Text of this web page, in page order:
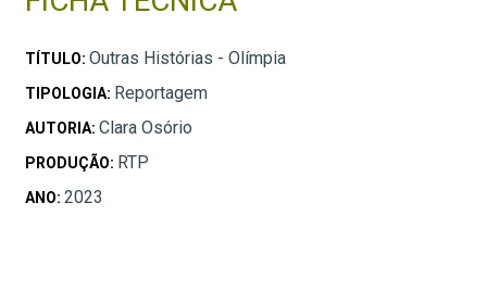
TÍTULO: Outras Histórias - Olímpia
TIPOLOGIA: Reportagem
AUTORIA: Clara Osório
PRODUÇÃO: RTP
ANO: 2023